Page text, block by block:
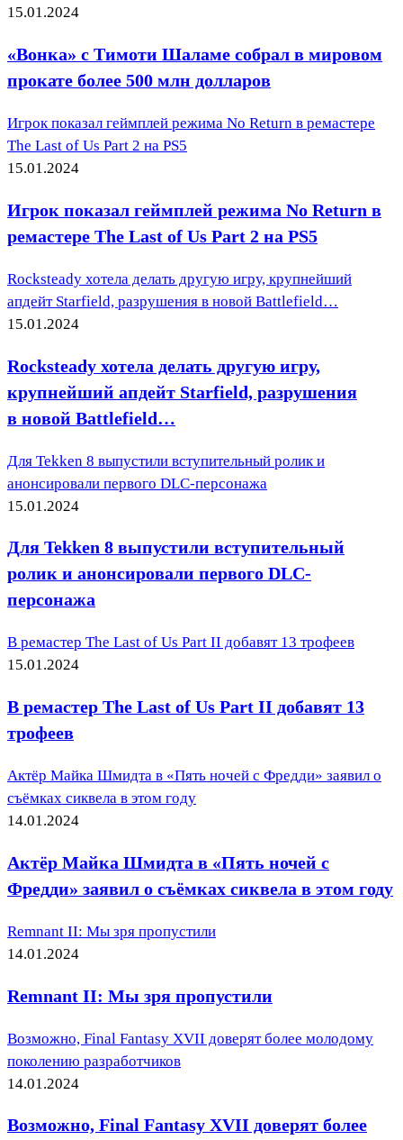
15.01.2024
«Вонка» с Тимоти Шаламе собрал в мировом
прокате более 500 млн долларов
Игрок показал геймплей режима No Return в ремастере
The Last of Us Part 2 на PS5
15.01.2024
Игрок показал геймплей режима No Return в
ремастере The Last of Us Part 2 на PS5
Rocksteady хотела делать другую игру, крупнейший
апдейт Starfield, разрушения в новой Battlefield…
15.01.2024
Rocksteady хотела делать другую игру,
крупнейший апдейт Starfield, разрушения
в новой Battlefield…
Для Tekken 8 выпустили вступительный ролик и
анонсировали первого DLC-персонажа
15.01.2024
Для Tekken 8 выпустили вступительный
ролик и анонсировали первого DLC-
персонажа
В ремастер The Last of Us Part II добавят 13 трофеев
15.01.2024
В ремастер The Last of Us Part II добавят 13
трофеев
Актёр Майка Шмидта в «Пять ночей с Фредди» заявил о
съёмках сиквела в этом году
14.01.2024
Актёр Майка Шмидта в «Пять ночей с
Фредди» заявил о съёмках сиквела в этом году
Remnant II: Мы зря пропустили
14.01.2024
Remnant II: Мы зря пропустили
Возможно, Final Fantasy XVII доверят более молодому
поколению разработчиков
14.01.2024
Возможно, Final Fantasy XVII доверят более